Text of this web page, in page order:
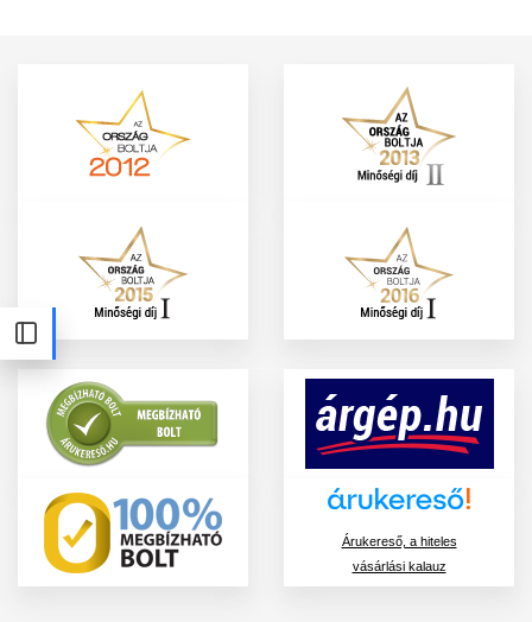
Árukereső, a hiteles
vásárlási kalauz